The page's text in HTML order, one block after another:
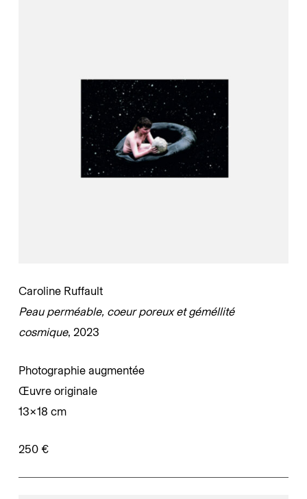
Caroline Ruffault
Peau perméable, coeur poreux et géméllité
cosmique, 2023
Photographie augmentée
Œuvre originale
13×18 cm
250 €